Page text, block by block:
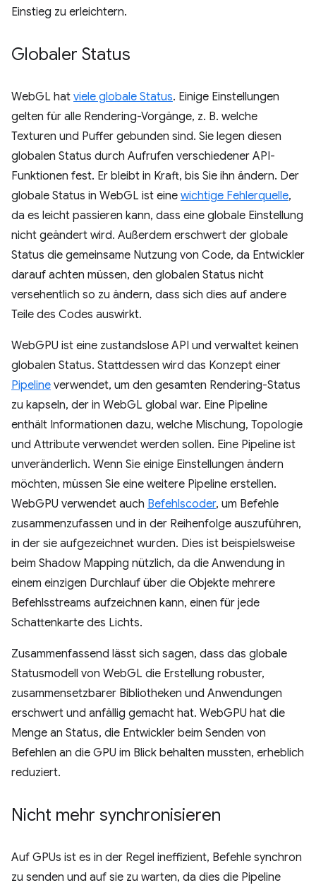
Einstieg zu erleichtern.
Globaler Status
WebGL hat viele globale Status. Einige Einstellungen
gelten für alle Rendering-Vorgänge, z. B. welche
Texturen und Puffer gebunden sind. Sie legen diesen
globalen Status durch Aufrufen verschiedener API-
Funktionen fest. Er bleibt in Kraft, bis Sie ihn ändern. Der
globale Status in WebGL ist eine wichtige Fehlerquelle,
da es leicht passieren kann, dass eine globale Einstellung
nicht geändert wird. Außerdem erschwert der globale
Status die gemeinsame Nutzung von Code, da Entwickler
darauf achten müssen, den globalen Status nicht
versehentlich so zu ändern, dass sich dies auf andere
Teile des Codes auswirkt.
WebGPU ist eine zustandslose API und verwaltet keinen
globalen Status. Stattdessen wird das Konzept einer
Pipeline verwendet, um den gesamten Rendering-Status
zu kapseln, der in WebGL global war. Eine Pipeline
enthält Informationen dazu, welche Mischung, Topologie
und Attribute verwendet werden sollen. Eine Pipeline ist
unveränderlich. Wenn Sie einige Einstellungen ändern
möchten, müssen Sie eine weitere Pipeline erstellen.
WebGPU verwendet auch Befehlscoder, um Befehle
zusammenzufassen und in der Reihenfolge auszuführen,
in der sie aufgezeichnet wurden. Dies ist beispielsweise
beim Shadow Mapping nützlich, da die Anwendung in
einem einzigen Durchlauf über die Objekte mehrere
Befehlsstreams aufzeichnen kann, einen für jede
Schattenkarte des Lichts.
Zusammenfassend lässt sich sagen, dass das globale
Statusmodell von WebGL die Erstellung robuster,
zusammensetzbarer Bibliotheken und Anwendungen
erschwert und anfällig gemacht hat. WebGPU hat die
Menge an Status, die Entwickler beim Senden von
Befehlen an die GPU im Blick behalten mussten, erheblich
reduziert.
Nicht mehr synchronisieren
Auf GPUs ist es in der Regel ineffizient, Befehle synchron
zu senden und auf sie zu warten, da dies die Pipeline